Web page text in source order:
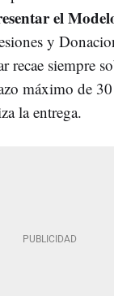
el
y
recae siempre
máximo de
la entrega.